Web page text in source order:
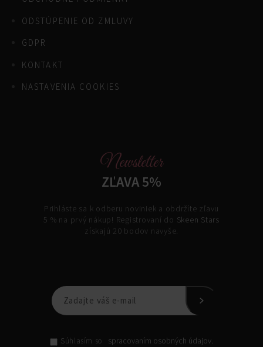
ODSTÚPENIE OD ZMLUVY
GDPR
KONTAKT
NASTAVENIA COOKIES
Newsletter
ZĽAVA 5%
Prihláste sa k odberu noviniek a obdržíte zľavu
5 % na prvý nákup! Registrovaní do Skeen Stars
získajú 20 bodov navyše.
Súhlasím so spracovaním osobných údajov.